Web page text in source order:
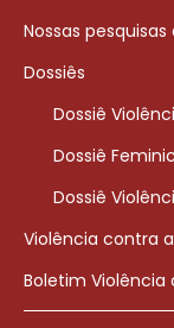
Nossas
Dossiês
Dossiê
Dossiê
Dossiê
Violência contra
Boletim Violência